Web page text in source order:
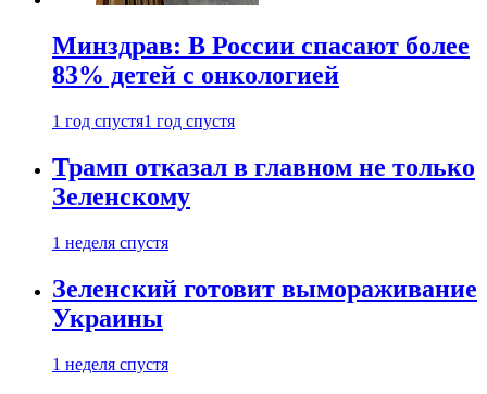
Минздрав: В России спасают более
83% детей с онкологией
1 год спустя1 год спустя
Трамп отказал в главном не только
Зеленскому
1 неделя спустя
Зеленский готовит вымораживание
Украины
1 неделя спустя